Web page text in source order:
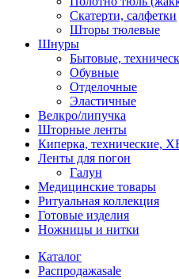
Скатерти, салфетки
Шторы тюлевые
Шнуры
Бытовые,
Обувные
Отделочные
Эластичные
Велкро/липучка
Шторные ленты
Киперка, технические,
Ленты для погон
Галун
Медицинские товары
Ритуальная коллекция
Готовые изделия
Ножницы и нитки
Каталог
Распродажаsale